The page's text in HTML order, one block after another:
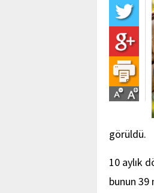
görüldü.
10 aylık
bunun 39